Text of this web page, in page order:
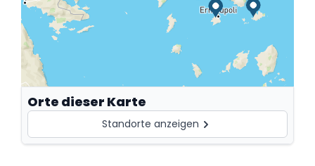
Orte dieser Karte
Standorte anzeigen